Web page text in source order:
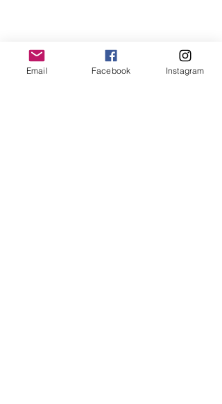
Partager cet événement
Email Facebook Instagram